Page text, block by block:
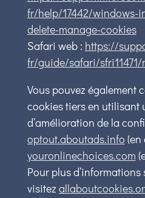
fr/help/17442/windows-
delete-manage-cookies
Safari web : https://
fr/guide/safari/sfri11471/
Vous pouvez également
cookies tiers en utilisant
d’amélioration de la
optout.aboutads.info (en
youronlinechoices.com
Pour plus d’informations
visitez